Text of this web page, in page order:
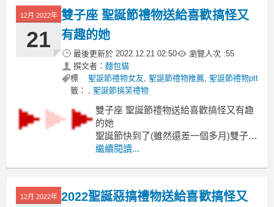
作 聖誕節手作課程 簡單手作禮物
同事間都在討論要送什麼聖誕禮物才
好？聖誕節禮物 手作
12月 2022年
21
雙子座 聖誕節禮物送給喜歡搞怪又
有趣的她
最後更新於 2022.12.21 02:50 瀏覽人次 :55
撰文者： 麵包貓
標
籤：
聖誕節禮物女友, 聖誕節禮物推薦, 聖誕節禮物ptt
, 聖誕節搞笑禮物
雙子座 聖誕節禮物送給喜歡搞怪又有趣
的她
聖誕節快到了(雖然還差一個多月)雙子座
聖誕節禮物
禮物女友, 聖誕節禮物推薦, 聖誕節禮物
小朋友, 聖誕節禮物朋友, 聖誕節禮物推
繼續閱讀...
12月 2022年 2022聖誕惡搞禮物送給喜歡搞怪又